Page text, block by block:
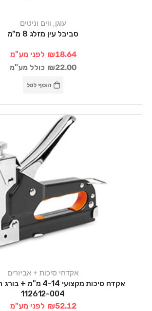
עוגן, ווים וניטים
סביבל עין מזלג 8 מ"מ
₪18.64 לפני מע"מ
₪22.00 כולל מע"מ
הוסף לסל
אקדחי סיכות + אביזרים
112612-004
₪52.12 לפני מע"מ